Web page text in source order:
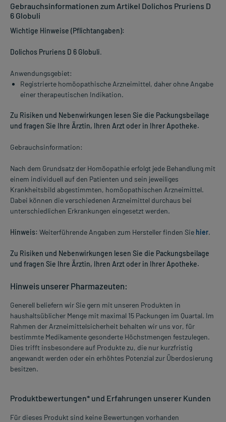
Gebrauchsinformationen zum Artikel Dolichos Pruriens D
6 Globuli
Wichtige Hinweise (Pflichtangaben):
Dolichos Pruriens D 6 Globuli.
Anwendungsgebiet:
Registrierte homöopathische Arzneimittel, daher ohne Angabe
einer therapeutischen Indikation.
Zu Risiken und Nebenwirkungen lesen Sie die Packungsbeilage
und fragen Sie Ihre Ärztin, Ihren Arzt oder in Ihrer Apotheke.
Gebrauchsinformation:
Nach dem Grundsatz der Homöopathie erfolgt jede Behandlung mit
einem individuell auf den Patienten und sein jeweiliges
Krankheitsbild abgestimmten, homöopathischen Arzneimittel.
Dabei können die verschiedenen Arzneimittel durchaus bei
unterschiedlichen Erkrankungen eingesetzt werden.
Hinweis: Weiterführende Angaben zum Hersteller finden Sie hier.
Zu Risiken und Nebenwirkungen lesen Sie die Packungsbeilage
und fragen Sie Ihre Ärztin, Ihren Arzt oder in Ihrer Apotheke.
Hinweis unserer Pharmazeuten:
Generell beliefern wir Sie gern mit unseren Produkten in
haushaltsüblicher Menge mit maximal 15 Packungen im Quartal. Im
Rahmen der Arzneimittelsicherheit behalten wir uns vor, für
bestimmte Medikamente gesonderte Höchstmengen festzulegen.
Dies trifft insbesondere auf Produkte zu, die nur kurzfristig
angewandt werden oder ein erhöhtes Potenzial zur Überdosierung
besitzen.
Produktbewertungen* und Erfahrungen unserer Kunden
Für dieses Produkt sind keine Bewertungen vorhanden